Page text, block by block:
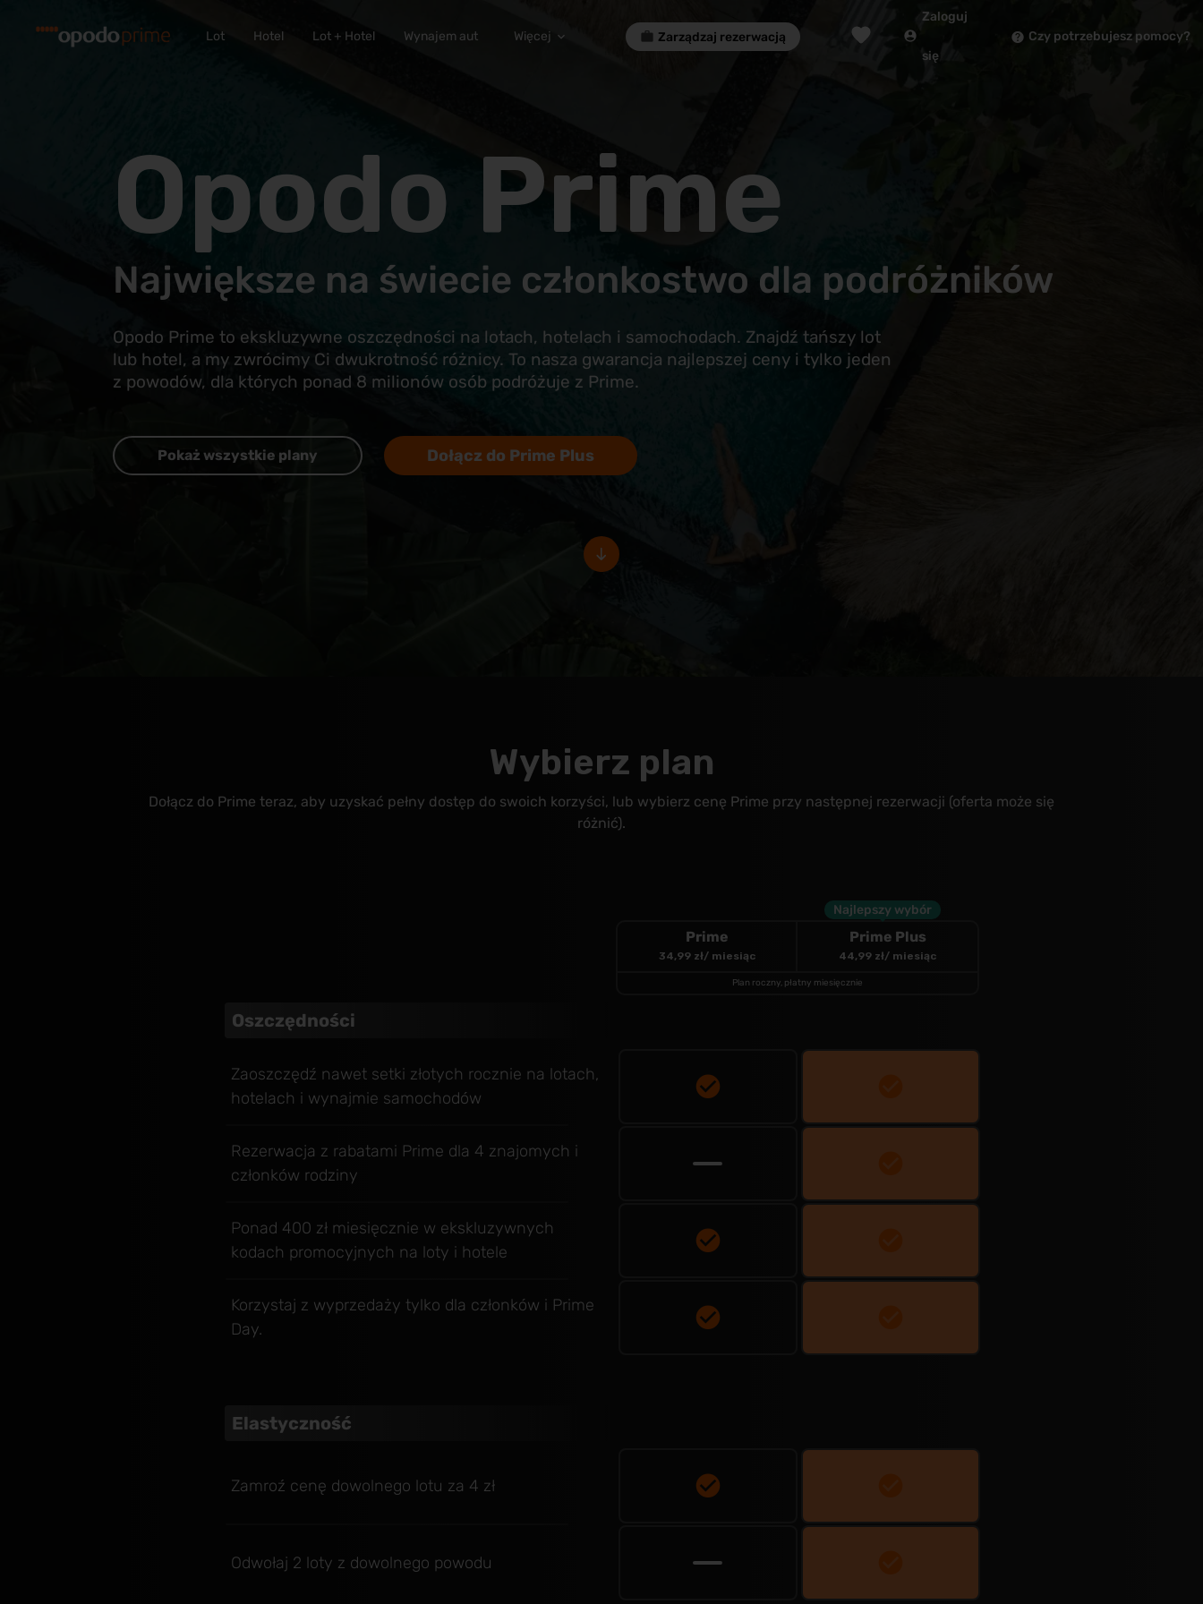
Lot Hotel Lot + Hotel Wynajem aut Więcej Zarządzaj rezerwacją
Zaloguj
się
Czy potrzebujesz pomocy?
Opodo Prime
Największe na świecie członkostwo dla podróżników
Opodo Prime to ekskluzywne oszczędności na lotach, hotelach i samochodach. Znajdź tańszy lot
lub hotel, a my zwrócimy Ci dwukrotność różnicy. To nasza gwarancja najlepszej ceny i tylko jeden
z powodów, dla których ponad 8 milionów osób podróżuje z Prime.
Pokaż wszystkie plany Dołącz do Prime Plus
Wybierz plan
Dołącz do Prime teraz, aby uzyskać pełny dostęp do swoich korzyści, lub wybierz cenę Prime przy następnej rezerwacji (oferta może się
różnić).
Najlepszy wybór
Prime Prime Plus
34,99 zł/ miesiąc 44,99 zł/ miesiąc
Plan roczny, płatny miesięcznie
Oszczędności
Zaoszczędź nawet setki złotych rocznie na lotach,
hotelach i wynajmie samochodów
Rezerwacja z rabatami Prime dla 4 znajomych i
członków rodziny
Ponad 400 zł miesięcznie w ekskluzywnych
kodach promocyjnych na loty i hotele
Korzystaj z wyprzedaży tylko dla członków i Prime
Day.
Elastyczność
Zamroź cenę dowolnego lotu za 4 zł
Odwołaj 2 loty z dowolnego powodu